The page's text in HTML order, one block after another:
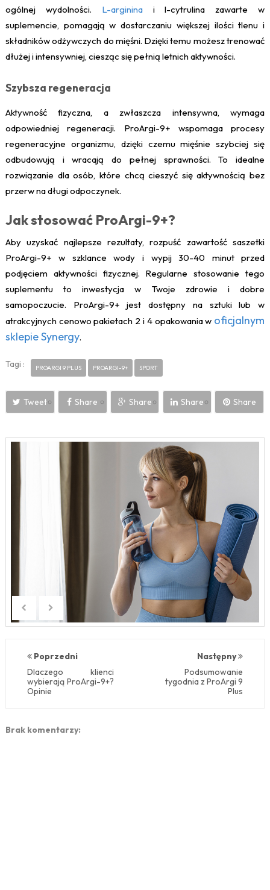
ogólnej wydolności. L-argininai l-cytrulina zawarte w
suplemencie, pomagają w dostarczaniu większej ilości tlenu i
składników odżywczych do mięśni. Dzięki temu możesz trenować
dłużej i intensywniej, ciesząc się pełnią letnich aktywności.
Szybsza regeneracja
Aktywność fizyczna, a zwłaszcza intensywna, wymaga
odpowiedniej regeneracji. ProArgi-9+ wspomaga procesy
regeneracyjne organizmu, dzięki czemu mięśnie szybciej się
odbudowują i wracają do pełnej sprawności. To idealne
rozwiązanie dla osób, które chcą cieszyć się aktywnością bez
przerw na długi odpoczynek.
Jak stosować ProArgi-9+?
Aby uzyskać najlepsze rezultaty, rozpuść zawartość saszetki
ProArgi-9+ w szklance wody i wypij 30-40 minut przed
podjęciem aktywności fizycznej. Regularne stosowanie tego
suplementu to inwestycja w Twoje zdrowie i dobre
samopoczucie. ProArgi-9+ jest dostępny na sztuki lub w
atrakcyjnych cenowo pakietach 2 i 4 opakowania w oficjalnym
sklepie Synergy.
Tagi : PROARGI 9 PLUS PROARGI-9+ SPORT
Tweet Share Share Share Share
Następny
Podsumowanie
tygodnia z ProArgi 9
Plus
Poprzedni
Dlaczego klienci
wybierają ProArgi-9+?
Opinie
Brak komentarzy: